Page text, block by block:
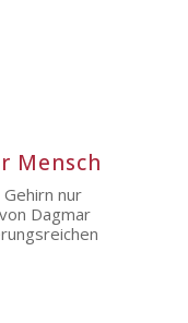
Mensch
nur
Dagmar